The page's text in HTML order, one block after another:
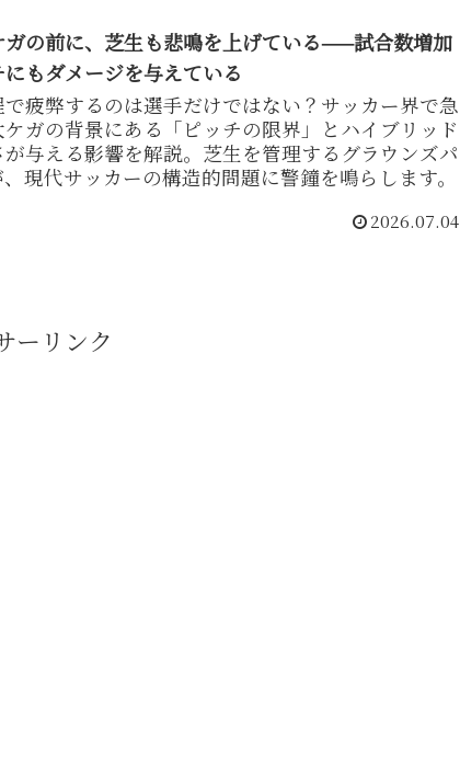
ガの前に、芝生も悲鳴を上げている——試合数増加
もダメージを与えている
疲弊するのは選手だけではない？サッカー界で急
ガの背景にある「ピッチの限界」とハイブリッド
与える影響を解説。芝生を管理するグラウンズパ
現代サッカーの構造的問題に警鐘を鳴らします。
2026.07.04
ーリンク